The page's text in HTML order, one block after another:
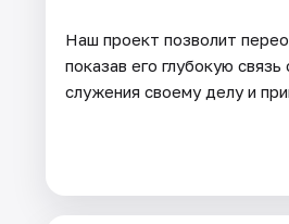
Наш проект позволит
показав его глубокую
служения своему делу и